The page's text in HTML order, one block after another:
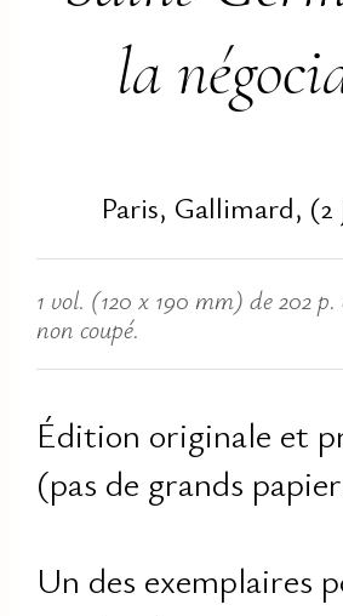
la
Paris, Gallimard, (2
1 vol. (120 x 190 mm) de 202
non coupé.
Édition originale et
(pas de grands
Un des exemplaires